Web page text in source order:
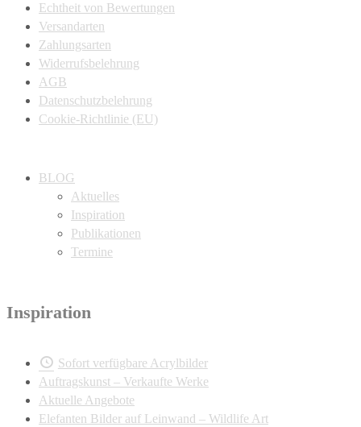
Echtheit von Bewertungen
Versandarten
Zahlungsarten
Widerrufsbelehrung
AGB
Datenschutzbelehrung
Cookie-Richtlinie (EU)
BLOG
Aktuelles
Inspiration
Publikationen
Termine
Inspiration
Sofort verfügbare Acrylbilder
Auftragskunst – Verkaufte Werke
Aktuelle Angebote
Elefanten Bilder auf Leinwand – Wildlife Art